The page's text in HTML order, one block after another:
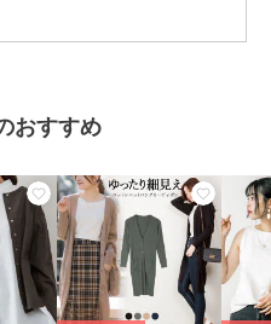
の着こなしやマタニティの方に
55cm、裾巾：38cm、袖丈：
8.5cm
：61cm、裾巾：42cm、袖丈：
おすすめ